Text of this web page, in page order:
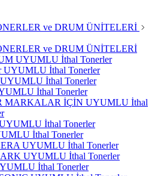
ve DRUM ÜNİTELERİ
ve DRUM ÜNİTELERİ
UYUMLU İthal Tonerler
UYUMLU İthal Tonerler
İthal Tonerler
İthal Tonerler
MARKALAR İÇİN UYUMLU İthal
İthal Tonerler
İthal Tonerler
UYUMLU İthal Tonerler
UYUMLU İthal Tonerler
İthal Tonerler